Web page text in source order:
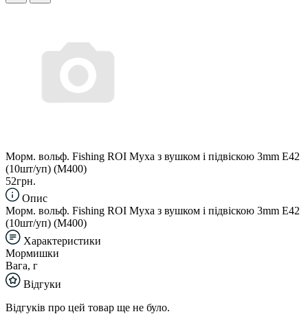
Морм. вольф. Fishing ROI Муха з вушком і підвіскою 3mm E42
(10шт/уп) (M400)
52грн.
Опис
Морм. вольф. Fishing ROI Муха з вушком і підвіскою 3mm E42
(10шт/уп) (M400)
Характеристики
Мормишки
Вага, г
Відгуки
Відгуків про цей товар ще не було.